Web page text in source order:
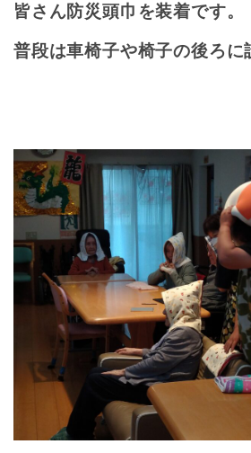
皆さん防災頭巾を装着です。
普段は車椅子や椅子の後ろに